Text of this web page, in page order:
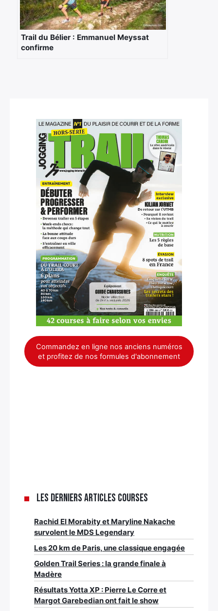
Trail du Bélier : Emmanuel Meyssat
confirme
Commandez en ligne nos anciens numéros
et profitez de nos formules d'abonnement
Les derniers articles Courses
Rachid El Morabity et Maryline Nakache
survolent le MDS Legendary
Les 20 km de Paris, une classique engagée
Golden Trail Series : la grande finale à
Madère
Résultats Yotta XP : Pierre Le Corre et
Margot Garebedian ont fait le show
Rechercher